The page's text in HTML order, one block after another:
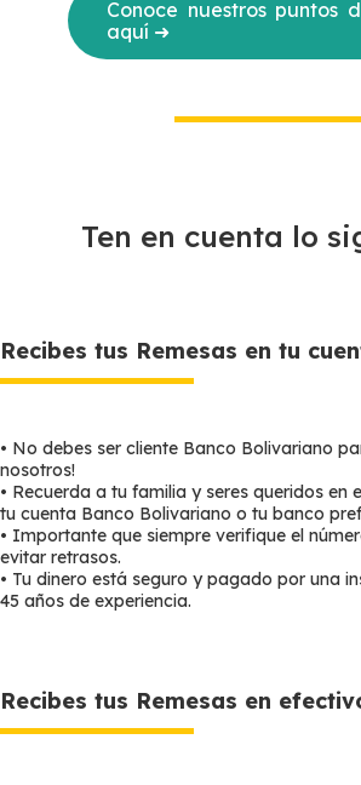
Conoce nuestros puntos
aquí ➜
Ten en cuenta lo
Recibes tus Remesas en tu
• No debes ser cliente Banco Bolivariano
nosotros!
• Recuerda a tu familia y seres queridos en
tu cuenta Banco Bolivariano o tu banco
• Importante que siempre verifique el
evitar retrasos.
• Tu dinero está seguro y pagado por una
45 años de experiencia.
Recibes tus Remesas en